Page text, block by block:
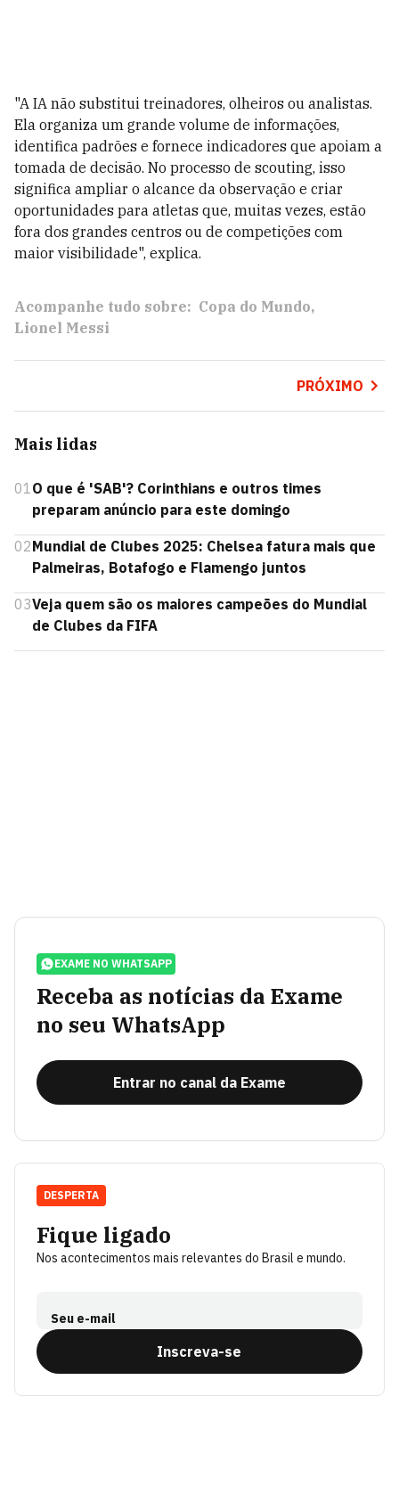
"A IA não substitui treinadores, olheiros ou analistas.
Ela organiza um grande volume de informações,
identifica padrões e fornece indicadores que apoiam a
tomada de decisão. No processo de scouting, isso
significa ampliar o alcance da observação e criar
oportunidades para atletas que, muitas vezes, estão
fora dos grandes centros ou de competições com
maior visibilidade", explica.
Acompanhe tudo sobre: Copa do Mundo
Lionel Messi
PRÓXIMO
Mais lidas
01O que é 'SAB'? Corinthians e outros times
preparam anúncio para este domingo
02Mundial de Clubes 2025: Chelsea fatura mais que
Palmeiras, Botafogo e Flamengo juntos
03Veja quem são os maiores campeões do Mundial
de Clubes da FIFA
EXAME NO WHATSAPP
Receba as notícias da Exame
no seu WhatsApp
Entrar no canal da Exame
Fique ligado
Nos acontecimentos mais relevantes do Brasil e mundo.
Seu e-mail
Inscreva-se
DESPERTA